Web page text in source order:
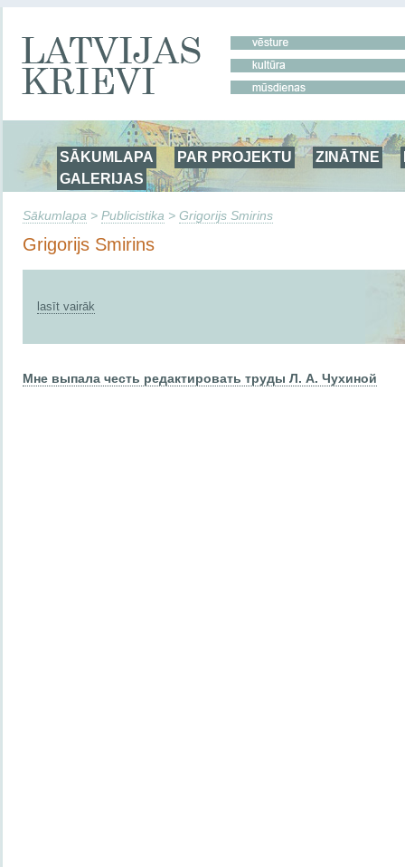
SĀKUMLAPA PAR PROJEKTU ZINĀTNE
GALERIJAS
Sākumlapa > Publicistika > Grigorijs Smirins
Grigorijs Smirins
lasīt vairāk
Мне выпала честь редактировать труды Л. А. Чухиной